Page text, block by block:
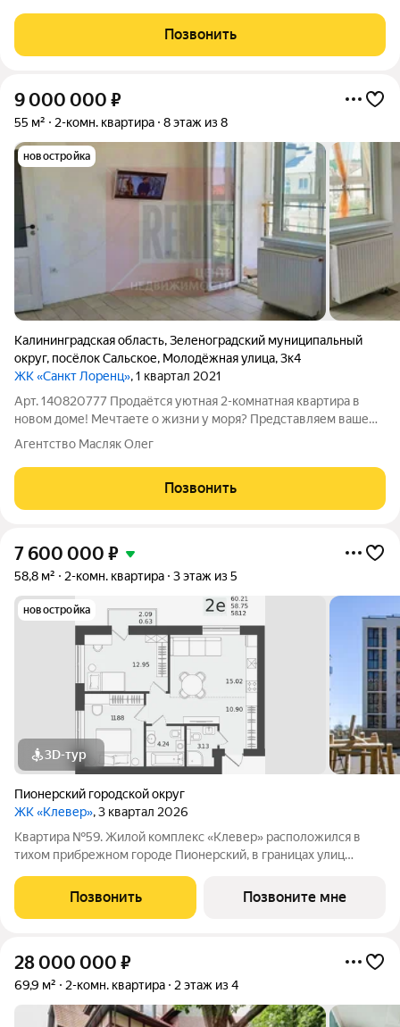
Позвонить
9 000 000 ₽
55 м² 2-комн. квартира 8 этаж из 8
новостройка
Калининградская область,Зеленоградский муниципальный
округ, посёлок Сальское, Молодёжная улица,3к4
ЖК «Санкт Лоренц», 1 квартал 2021
Арт. 140820777 Продаётся уютная 2-комнатная квартира в
новом доме! Мечтаете о жизни у моря? Представляем вашему
вниманию светлую квартиру в современном ЖК «Санкт-
станете первым жильцом в
Агентство Масляк Олег
Позвонить
7 600 000 ₽
58,8 м² 2-комн. квартира 3 этаж из 5
новостройка
3D-тур
Пионерский городской округ
ЖК «Клевер», 3 квартал 2026
Квартира №59. Жилой комплекс «Клевер» расположился в
тихом прибрежном городе Пионерский, в границах улиц
Балтийского моря. Комплекс состоит из 5 пятиэтажных домов.
Застройщиком спроектированы одно-,
Позвонить Позвоните мне
28 000 000 ₽
69,9 м² 2-комн. квартира 2 этаж из 4